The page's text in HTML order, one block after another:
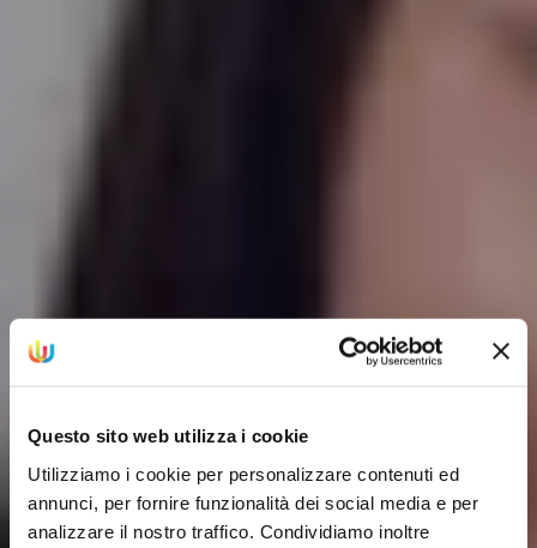
Questo sito web utilizza i cookie
Utilizziamo i cookie per personalizzare contenuti ed
annunci, per fornire funzionalità dei social media e per
analizzare il nostro traffico. Condividiamo inoltre